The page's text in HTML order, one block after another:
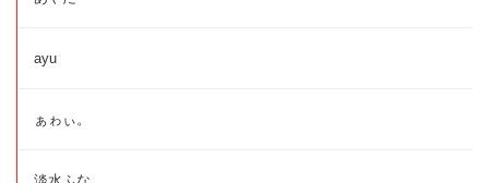
ayu
ぁゎぃ。